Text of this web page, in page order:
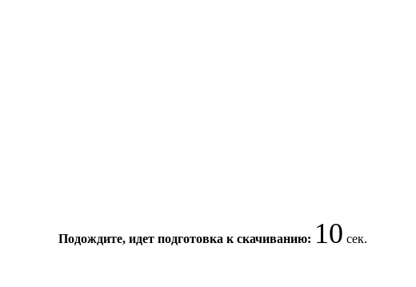
Подождите, идет подготовка к скачиванию: 10 сек.